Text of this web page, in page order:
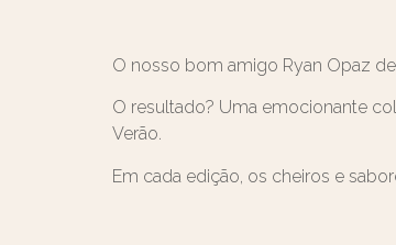
O nosso bom amigo Ryan Opaz
O resultado? Uma emocionante
Verão.
Em cada edição, os cheiros e